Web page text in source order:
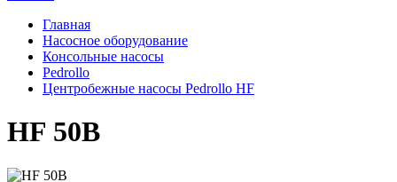
Главная
Насосное оборудование
Консольные насосы
Pedrollo
Центробежные насосы Pedrollo HF
HF 50B